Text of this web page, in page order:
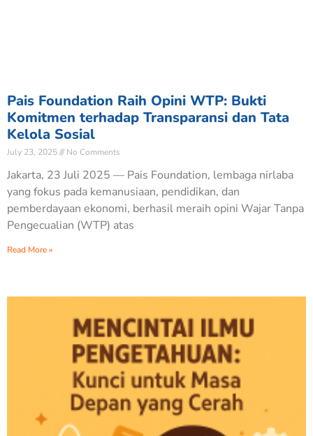
Pais Foundation Raih Opini WTP: Bukti
Komitmen terhadap Transparansi dan Tata
Kelola Sosial
July 23, 2025 No Comments
Jakarta, 23 Juli 2025 — Pais Foundation, lembaga nirlaba
yang fokus pada kemanusiaan, pendidikan, dan
pemberdayaan ekonomi, berhasil meraih opini Wajar Tanpa
Pengecualian (WTP) atas
Read More »